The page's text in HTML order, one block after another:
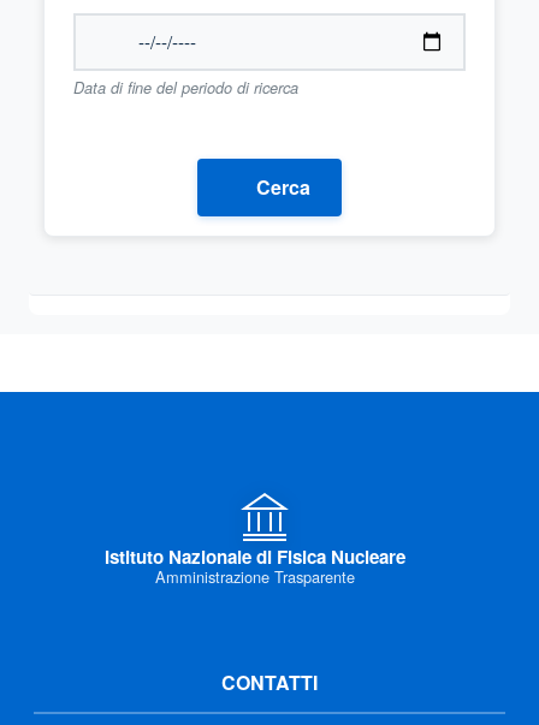
Data di fine del periodo di ricerca
Cerca
Istituto Nazionale di Fisica Nucleare
Amministrazione Trasparente
CONTATTI